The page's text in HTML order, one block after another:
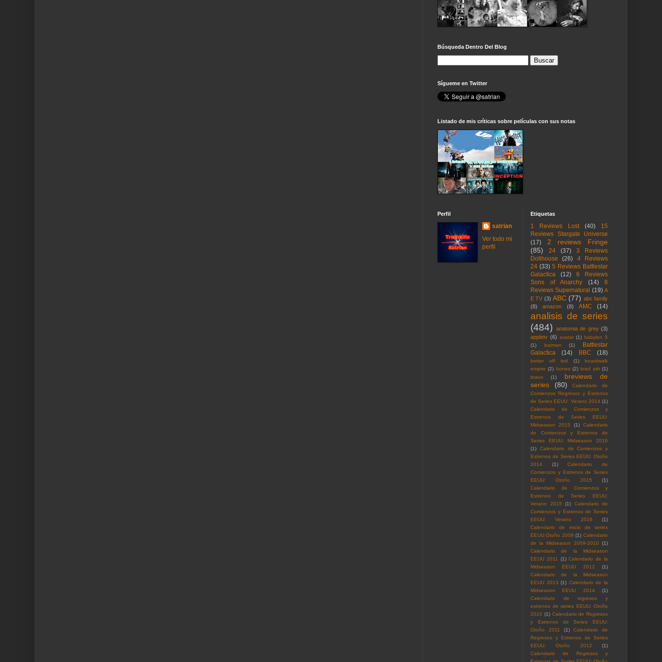
Búsqueda Dentro Del Blog
Sígueme en Twitter
Listado de mis críticas sobre películas con sus notas
Perfil
satrian
Ver todo mi
perfil
Etiquetas
1 Reviews Lost (40)
15
Reviews Stargate Universe
(17)
2 reviews Fringe
(85)
24 (37)
3 Reviews
Dollhouse
(26)
4 Reviews
24 (33) 5 Reviews Battlestar
Galactica
(12)
6 Reviews
Sons of Anarchy
(14)
8
Reviews Supernatural (19) A
E TV (3) ABC (77) abc family
(8)
amazon (8) AMC (14)
analisis de series
(484)
anatomia de grey (3)
appletv (6) avatar (1) babylon 5
(1)
batman (1)
Battlestar
Galactica
(14) BBC (18)
better off ted (1)
boardwalk
empire (2) bones (2) brad pitt (1)
bravo
(1)
breviews de
series
(80)
Calendario de
Comienzos Regresos y Estrenos
de Series EEUU: Verano 2014 (1)
Calendario de Comienzos y
Estrenos de Series EEUU:
Midseason 2015
(1)
Calendario
de Comienzos y Estrenos de
Series EEUU: Midseason 2016
(1)
Calendario de Comienzos y
Estrenos de Series EEUU: Otoño
2014
(1)
Calendario de
Comienzos y Estrenos de Series
EEUU: Otoño 2015
(1)
Calendario de Comienzos y
Estrenos de Series EEUU:
Verano 2015
(1)
Calendario de
Comienzos y Estrenos de Series
EEUU: Verano 2016
(1)
Calendario de inicio de series
EEUU:Otoño 2009 (1) Calendario
de la Midseason 2009-2010
(1)
Calendario de la Midseason
EEUU 2011 (1) Calendario de la
Midseason EEUU 2012
(1)
Calendario de la Midseason
EEUU 2013 (1) Calendario de la
Midseason EEUU 2014
(1)
Calendario de regresos y
estrenos de series EEUU: Otoño
2010 (1) Calendario de Regresos
y Estrenos de Series EEUU:
Otoño 2011
(1)
Calendario de
Regresos y Estrenos de Series
EEUU: Otoño 2012
(1)
Calendario de Regresos y